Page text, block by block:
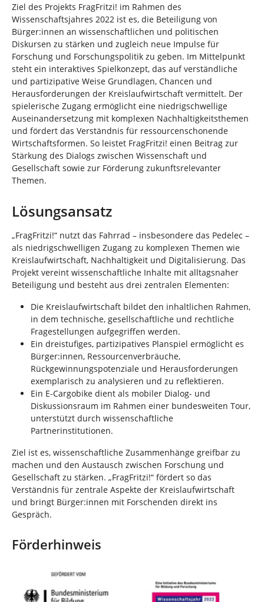
Ziel des Projekts FragFritzi! im Rahmen des
Wissenschaftsjahres 2022 ist es, die Beteiligung von
Bürger:innen an wissenschaftlichen und politischen
Diskursen zu stärken und zugleich neue Impulse für
Forschung und Forschungspolitik zu geben. Im Mittelpunkt
steht ein interaktives Spielkonzept, das auf verständliche
und partizipative Weise Grundlagen, Chancen und
Herausforderungen der Kreislaufwirtschaft vermittelt. Der
spielerische Zugang ermöglicht eine niedrigschwellige
Auseinandersetzung mit komplexen Nachhaltigkeitsthemen
und fördert das Verständnis für ressourcenschonende
Wirtschaftsformen. So leistet FragFritzi! einen Beitrag zur
Stärkung des Dialogs zwischen Wissenschaft und
Gesellschaft sowie zur Förderung zukunftsrelevanter
Themen.
Lösungsansatz
„FragFritzi!“ nutzt das Fahrrad – insbesondere das Pedelec –
als niedrigschwelligen Zugang zu komplexen Themen wie
Kreislaufwirtschaft, Nachhaltigkeit und Digitalisierung. Das
Projekt vereint wissenschaftliche Inhalte mit alltagsnaher
Beteiligung und besteht aus drei zentralen Elementen:
Die Kreislaufwirtschaft bildet den inhaltlichen Rahmen,
in dem technische, gesellschaftliche und rechtliche
Fragestellungen aufgegriffen werden.
Ein dreistufiges, partizipatives Planspiel ermöglicht es
Bürger:innen, Ressourcenverbräuche,
Rückgewinnungspotenziale und Herausforderungen
exemplarisch zu analysieren und zu reflektieren.
Ein E-Cargobike dient als mobiler Dialog- und
Diskussionsraum im Rahmen einer bundesweiten Tour,
unterstützt durch wissenschaftliche
Partnerinstitutionen.
Ziel ist es, wissenschaftliche Zusammenhänge greifbar zu
machen und den Austausch zwischen Forschung und
Gesellschaft zu stärken. „FragFritzi!“ fördert so das
Verständnis für zentrale Aspekte der Kreislaufwirtschaft
und bringt Bürger:innen mit Forschenden direkt ins
Gespräch.
Förderhinweis